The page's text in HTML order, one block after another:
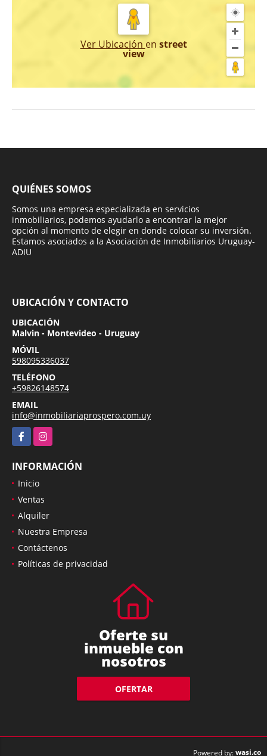
Ver Ubicación en street
view
QUIÉNES SOMOS
Somos una empresa especializada en servicios
inmobiliarios, podemos ayudarlo a encontrar la mejor
opción al momento de elegir en donde colocar su inversión.
Estamos asociados a la Asociación de Inmobiliarios Uruguay-
ADIU
UBICACIÓN Y CONTACTO
UBICACIÓN
Malvin - Montevideo - Uruguay
MÓVIL
598095336037
TELÉFONO
+59826148574
EMAIL
info@inmobiliariaprospero.com.uy
FacebookInstagram
INFORMACIÓN
Inicio
Ventas
Alquiler
Nuestra Empresa
Contáctenos
Políticas de privacidad
Oferte su
inmueble con
nosotros
OFERTAR
Powered by:wasi.co